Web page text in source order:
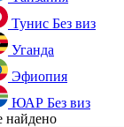
Тунис Без виз
Уганда
Эфиопия
ЮАР Без виз
найдено